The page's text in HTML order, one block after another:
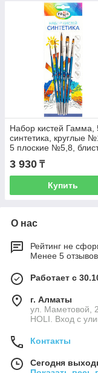
Набор кистей Гамма,
синтетика, круглые
5 плоские №5,8,
3 930 ₸
Купить
О нас
Рейтинг не
Менее 5
Работает с
г. Алматы
ул. Маметовой,
HOLI. Вход с
Контакты
Сегодня